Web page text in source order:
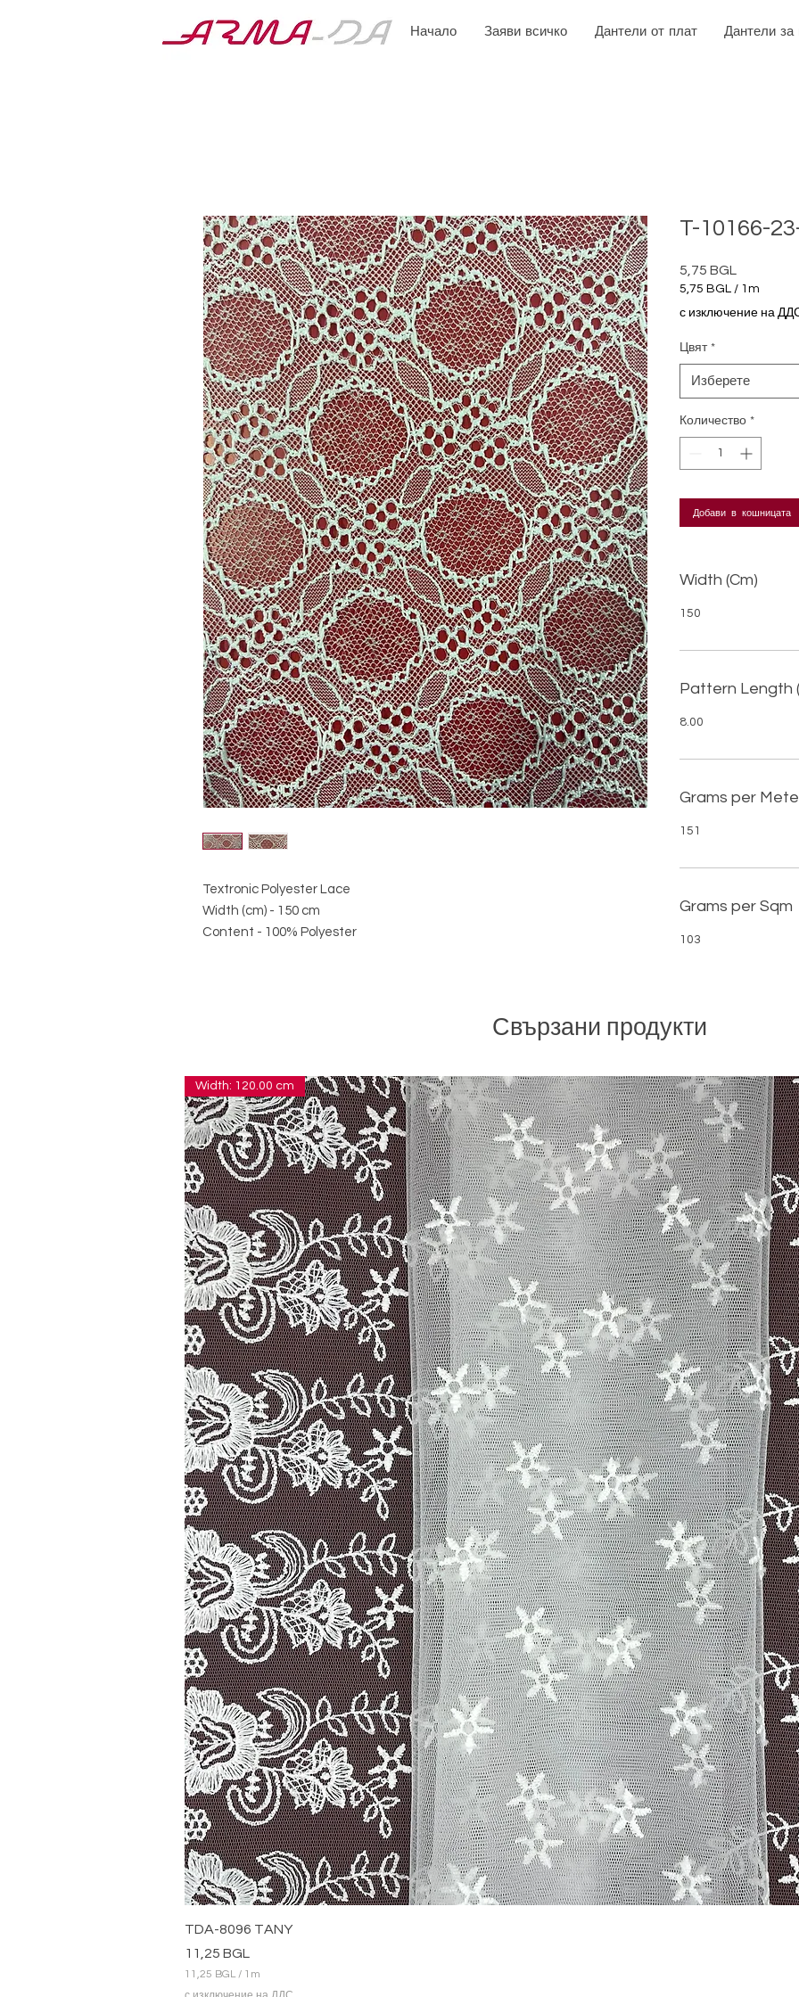
Начало Заяви всичко Дантели от плат Дантели за
Textronic Polyester Lace
Width (cm) - 150 cm
Content - 100% Polyester
T-10166-
5,75 BGL
5,75 BGL / 1m
1
Метър
с изключение на
Цвят *
Изберете
Количество *
Добави в кошницата
Width (Cm)
150
Pattern Length
8.00
Grams per
151
Grams per Sqm
103
Свързани продукти
Width: 120.00 cm
TDA-8096 TANY
Цена
11,25 BGL
11,25 BGL / 1m